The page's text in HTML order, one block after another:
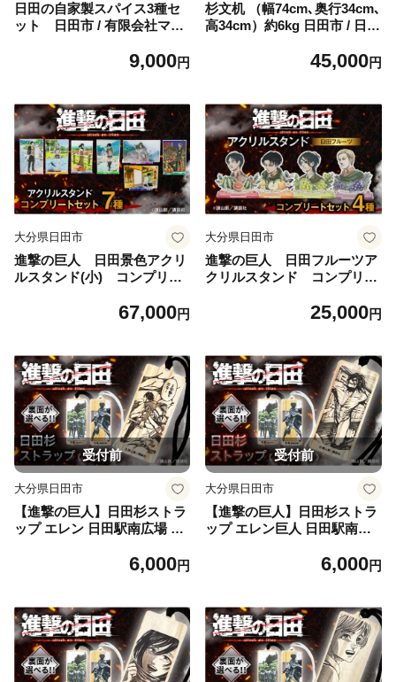
日田の自家製スパイス3種セ
ット 日田市 / 有限会社マル
9,000円
杉文机 （幅74cm､奥行34cm､
高34cm）約6kg 日田市 / 日田
45,000円
大分県日田市
進撃の巨人 日田景色アクリ
ルスタンド(小) コンプリー
67,000円
大分県日田市
進撃の巨人 日田フルーツア
クリルスタンド コンプリー
25,000円
受付前
大分県日田市
【進撃の巨人】日田杉ストラ
ップ エレン 日田駅南広場 グ
限会社丸記屋 [ARGH005]
6,000円
受付前
大分県日田市
【進撃の巨人】日田杉ストラ
ップ エレン巨人 日田駅南広
／ 有限会社丸記屋 [ARGH00
6,000円